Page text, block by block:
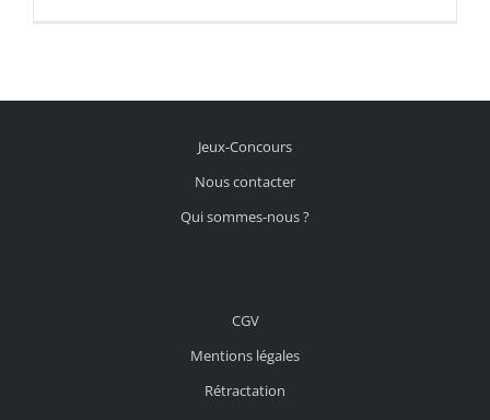
Jeux-Concours
Nous contacter
Qui sommes-nous ?
CGV
Mentions légales
Rétractation